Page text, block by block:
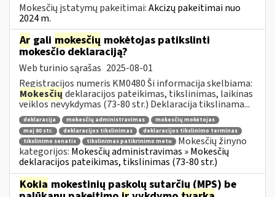
Mokesčių įstatymų pakeitimai:Akcizų pakeitimai nuo
2024 m.
Ar gali mokesčių mokėtojas patikslinti
mokesčio deklaraciją?
Web turinio sąrašas 2025-08-01
Registracijos numeris KM0480 Ši informacija skelbiama:
Mokesčių deklaracijos pateikimas, tikslinimas, laikinas
veiklos nevykdymas (73-80 str.) Deklaracija tikslinama...
deklaracija mokesčių administravimas
mokesčių mokėtojas
maį 80 str.
deklaracijos tikslinimas
deklaracijos tikslinimo terminas
tikslinimo senatis
tikslinimas patikrinimo metu
Mokesčių žinyno
kategorijos: Mokesčių administravimas » Mokesčių
deklaracijos pateikimas, tikslinimas (73-80 str.)
Kokia mokestinių paskolų sutarčių (MPS) be